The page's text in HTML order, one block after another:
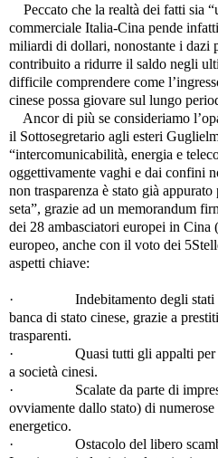
Peccato che la realtà dei fatti sia
commerciale Italia-Cina pende
miliardi di dollari, nonostante i dazi
contribuito a ridurre il saldo negli
difficile comprendere come
cinese possa giovare sul lungo
Ancor di più se consideriamo
il Sottosegretario agli esteri
“intercomunicabilità, energia e
oggettivamente vaghi e dai confini
non trasparenza è stato già
seta”, grazie ad un memorandum
dei 28 ambasciatori europei in Cina
europeo, anche con il voto dei
aspetti chiave:
· Indebitamento degli
banca di stato cinese, grazie a
trasparenti.
· Quasi tutti gli appalti per
a società cinesi.
· Scalate da parte di
ovviamente dallo stato) di
energetico.
· Ostacolo del libero